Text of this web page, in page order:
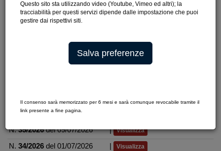
ARCHIVIO CIRCOLARI
2026
36/2026del 16/07/2026
N.35/2026del 09/07/2026 | Visualizza
N. 34/2026 del 01/07/2026 Visualizza
Questo sito sta utilizzando video (Youtube, Vimeo ed altri); la
tracciabilità per questi servizi dipende dalle impostazione che puoi
gestire dai rispettivi siti.
Salva preferenze
Il consenso sarà memorizzato per 6 mesi e sarà comunque revocabile tramite il
link presente a fine pagina.